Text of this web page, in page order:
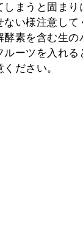
まうと固まり
い様注意して
酵素を含む生の
ルーツを入れ
ださい。